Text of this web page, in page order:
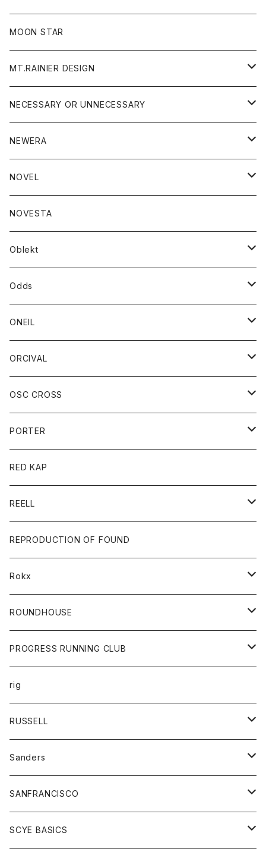
フリース
ジャケット
ニット
パンツ
帽子
MOON STAR
MT.RAINIER DESIGN
アウター
コート
ジャケット
アクセサリー
バッグ
グッズ
ウォレット
靴
トップス
ジャケット
シャツ
ボトム
ショートパンツ
パンツ
レディース
シャツ
Tシャツ
NECESSARY OR UNNECESSARY
アウター
コート
ジャケット
アクセサリー
バッグ
ブレスレット
グッズ
靴
ストール/マフラー
トップス
シャツ
シャツジャケット
ロングスリーブＴシャツ
ボトム
ショートパンツ
ジーンズ
NEWERA
帽子
NOVEL
トップス
カットソー
スエット
ボトム
NOVESTA
Oblekt
ボトム
ショートパンツ
パンツ
レディース
ボトム
Odds
帽子
ONEIL
スカート
ORCIVAL
アウター
コート
ジャケット
アクセサリー
バッグ
キッズ
Tシャツ
帽子
グッズ
靴
バック
トップス
カットソー
カーディガン
ニット
ベスト
ボトムス
ショートパンツ
パンツ
レディース
カットソー
コート
ボトム
OSC CROSS
ダウンジャケット
PORTER
カードホルダー
キーホルダー
財布
バック
RED KAP
REELL
パンツ
ショートパンツ
REPRODUCTION OF FOUND
Rokx
ボトム
ROUNDHOUSE
エプロン
キッズ
オーバーオール
ボトム
ペインターパンツ
PROGRESS RUNNING CLUB
トップス
Tシャツ
グッズ
帽子
rig
RUSSELL
アウター
コート
パーカー
スカート
Tシャツ
Sanders
グッズ
靴
SANFRANCISCO
アウター
SCYE BASICS